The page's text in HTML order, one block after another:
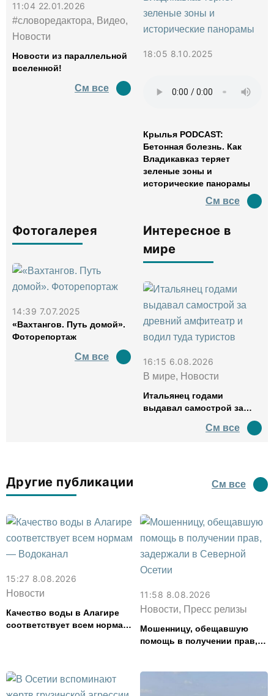
11:04 22.01.2026
#словоредактора, Видео,
Новости
Новости из параллельной
вселенной!
См все
18:05 8.10.2025
Крылья PODCAST:
Бетонная болезнь. Как
Владикавказ теряет
зеленые зоны и
исторические панорамы
См все
Фотогалерея
14:39 7.07.2025
«Вахтангов. Путь домой».
Фоторепортаж
См все
Интересное в
мире
16:15 6.08.2026
В мире, Новости
Итальянец годами
выдавал самострой за
водил туда туристов
См все
Другие публикации См все
15:27 8.08.2026
Новости
Качество воды в Алагире
соответствует всем нормам
11:58 8.08.2026
Новости, Пресс релизы
Мошенницу, обещавшую
помощь в получении прав,